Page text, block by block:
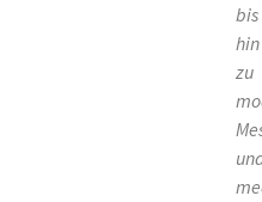
bis
hin
zu